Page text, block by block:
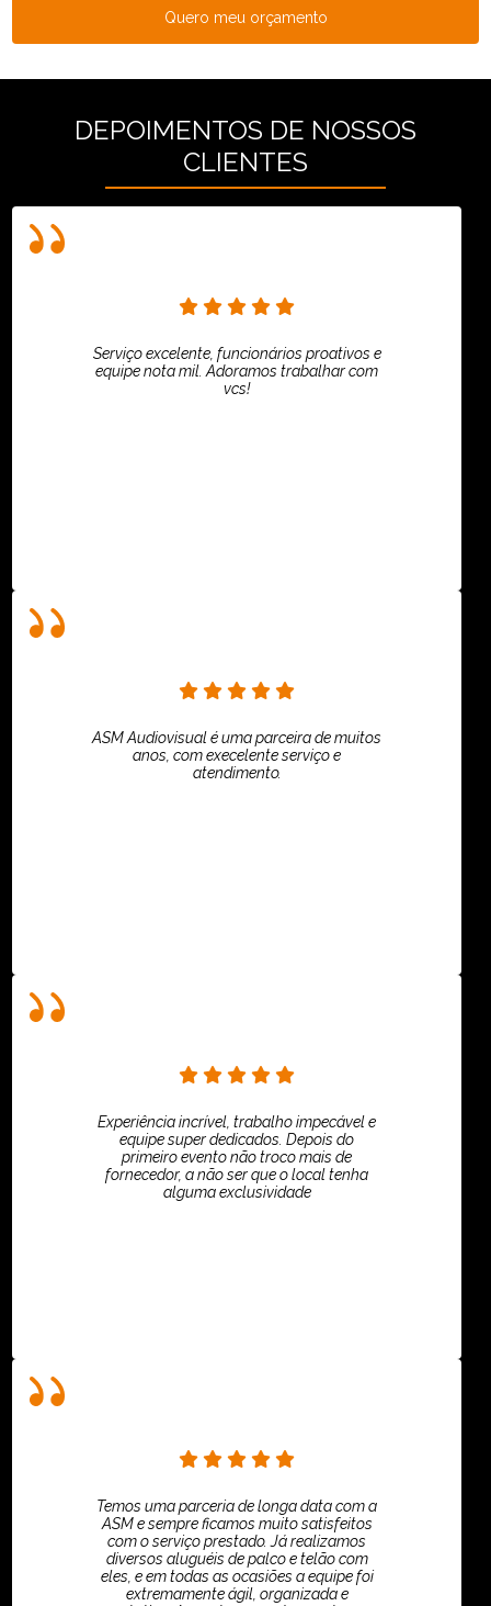
Quero meu orçamento
DEPOIMENTOS DE NOSSOS
CLIENTES
Serviço excelente, funcionários proativos e
equipe nota mil. Adoramos trabalhar com
vcs!
ASM Audiovisual é uma parceira de muitos
anos, com execelente serviço e
atendimento.
Experiência incrível, trabalho impecável e
equipe super dedicados. Depois do
primeiro evento não troco mais de
fornecedor, a não ser que o local tenha
alguma exclusividade
Temos uma parceria de longa data com a
ASM e sempre ficamos muito satisfeitos
com o serviço prestado. Já realizamos
diversos aluguéis de palco e telão com
eles, e em todas as ocasiões a equipe foi
extremamente ágil, organizada e